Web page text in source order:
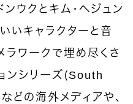
ウクとキム・へジュン
いキャラクターと音
ラワークで埋め尽くさ
ンシリーズ（South
どの海外メディアや､